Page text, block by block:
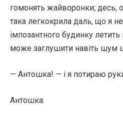
гомонять жайворонки; десь,
така легкокрила даль, що я
імпозантного будинку летить
може заглушити навіть шум
— Антошка! — і я потираю
Антошка: